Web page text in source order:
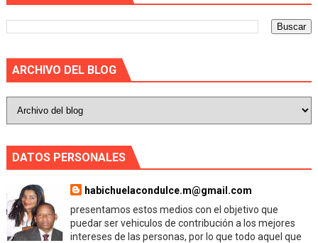
ARCHIVO DEL BLOG
DATOS PERSONALES
habichuelacondulce.m@gmail.com
presentamos estos medios con el objetivo que
puedar ser vehiculos de contribución a los mejores
intereses de las personas, por lo que todo aquel que